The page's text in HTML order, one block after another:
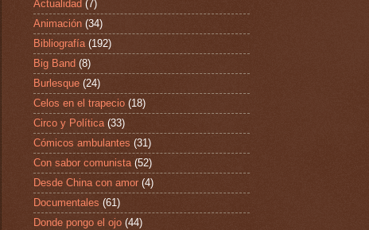
Actualidad (7)
Animación (34)
Bibliografía (192)
Big Band (8)
Burlesque (24)
Celos en el trapecio (18)
Circo y Política (33)
Cómicos ambulantes (31)
Con sabor comunista (52)
Desde China con amor (4)
Documentales (61)
Donde pongo el ojo (44)